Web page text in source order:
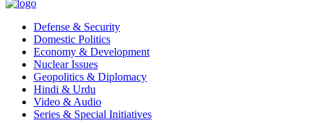
Defense & Security
Domestic Politics
Economy & Development
Nuclear Issues
Geopolitics & Diplomacy
Hindi & Urdu
Video & Audio
Series & Special Initiatives